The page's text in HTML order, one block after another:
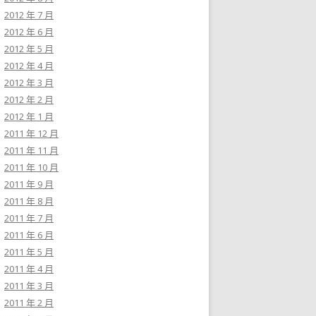
2012 年 7 月
2012 年 6 月
2012 年 5 月
2012 年 4 月
2012 年 3 月
2012 年 2 月
2012 年 1 月
2011 年 12 月
2011 年 11 月
2011 年 10 月
2011 年 9 月
2011 年 8 月
2011 年 7 月
2011 年 6 月
2011 年 5 月
2011 年 4 月
2011 年 3 月
2011 年 2 月